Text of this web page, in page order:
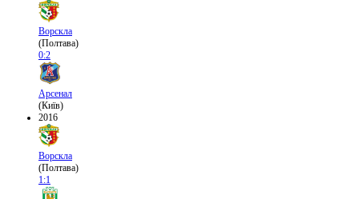
Ворскла
(Полтава)
0:2
Арсенал
(Київ)
2016
Ворскла
(Полтава)
1:1